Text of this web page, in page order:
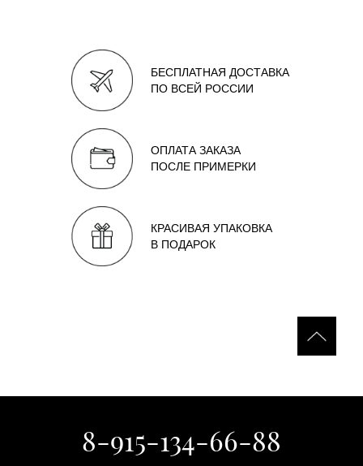
БЕСПЛАТНАЯ ДОСТАВКА
ПО ВСЕЙ РОССИИ
ОПЛАТА ЗАКАЗА
ПОСЛЕ ПРИМЕРКИ
КРАСИВАЯ УПАКОВКА
В ПОДАРОК
8-915-134-66-88